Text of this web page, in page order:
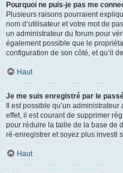
Pourquoi ne puis-je pas me
Plusieurs raisons pourraient
nom d’utilisateur et votre mot de
un administrateur du forum pour
également possible que le
configuration de son côté, et qu’il
Haut
Je me suis enregistré par le
Il est possible qu’un
effet, il est courant de supprimer
pour réduire la taille de la base de
ré-enregistrer et soyez plus investi
Haut